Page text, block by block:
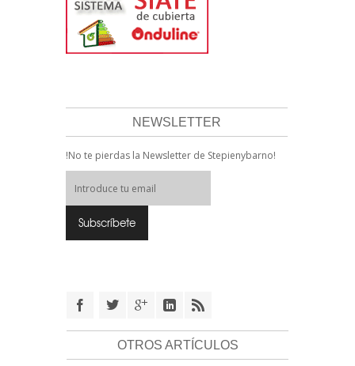
NEWSLETTER
!No te pierdas la Newsletter de Stepienybarno!
OTROS ARTÍCULOS